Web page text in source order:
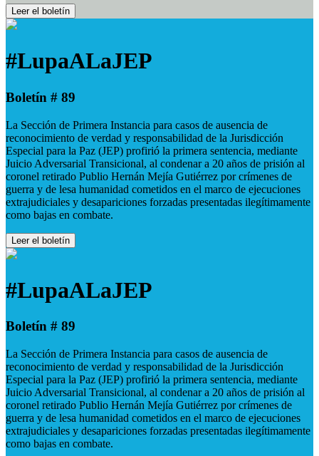
Leer el boletín
#LupaALaJEP
Boletín # 89
La Sección de Primera Instancia para casos de ausencia de
reconocimiento de verdad y responsabilidad de la Jurisdicción
Especial para la Paz (JEP) profirió la primera sentencia, mediante
Juicio Adversarial Transicional, al condenar a 20 años de prisión al
coronel retirado Publio Hernán Mejía Gutiérrez por crímenes de
guerra y de lesa humanidad cometidos en el marco de ejecuciones
extrajudiciales y desapariciones forzadas presentadas ilegítimamente
como bajas en combate.
Leer el boletín
#LupaALaJEP
Boletín # 89
La Sección de Primera Instancia para casos de ausencia de
reconocimiento de verdad y responsabilidad de la Jurisdicción
Especial para la Paz (JEP) profirió la primera sentencia, mediante
Juicio Adversarial Transicional, al condenar a 20 años de prisión al
coronel retirado Publio Hernán Mejía Gutiérrez por crímenes de
guerra y de lesa humanidad cometidos en el marco de ejecuciones
extrajudiciales y desapariciones forzadas presentadas ilegítimamente
como bajas en combate.